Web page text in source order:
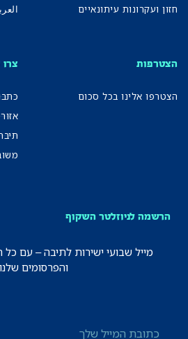
חזון ועקרונות עיתונאיים
הצטרפות
הצטרפו אלינו בכל סכום
הרשמה לניוזלטר השקוף
מייל שבועי ישירות לתיבה – עם
והפרסומים